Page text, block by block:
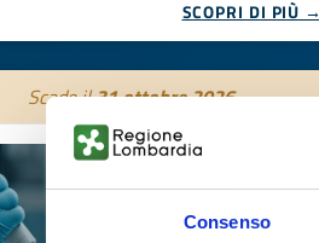
Consenso
SCOPRI DI PIÙ →
Scade il31 ottobre 2026